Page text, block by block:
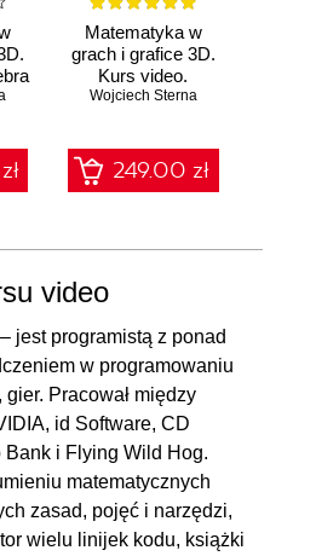
Matematyka w
grach i grafice 3D.
Kurs video.
Geometria
Wojciech Sterna
249.00 zł
video
– jest programistą z ponad
w programowaniu
Pracował między
id Software, CD
Bank i Flying Wild Hog.
matematycznych
zasad, pojęć i narzędzi,
wielu linijek kodu, książki